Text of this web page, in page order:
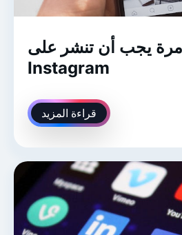
يجب أن تنشر على
Instagram
قراءة المزيد